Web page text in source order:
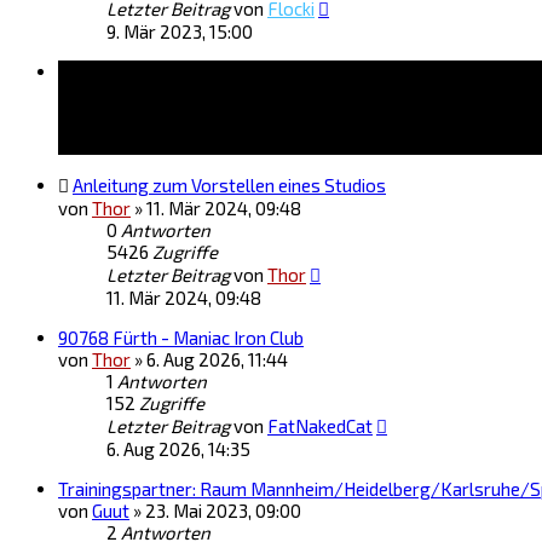
Letzter Beitragvon Flocki
9. Mär 2023, 15:00
Anleitung zum Vorstellen eines Studios
von Thor »11. Mär 2024, 09:48
0 Antworten
5426 Zugriffe
Letzter Beitragvon Thor
11. Mär 2024, 09:48
90768 Fürth - Maniac Iron Club
von Thor »6. Aug 2026, 11:44
1 Antworten
152 Zugriffe
Letzter Beitragvon FatNakedCat
6. Aug 2026, 14:35
Trainingspartner: Raum Mannheim/Heidelberg/Karlsruhe/
von Guut » 23. Mai 2023, 09:00
2 Antworten